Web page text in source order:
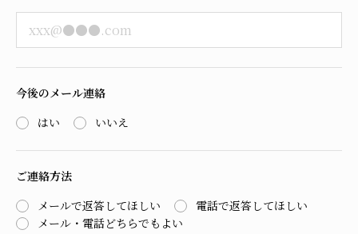
今後のメール連絡
はい
いいえ
ご連絡方法
メールで返答してほしい
電話で返答してほしい
メール・電話どちらでもよい